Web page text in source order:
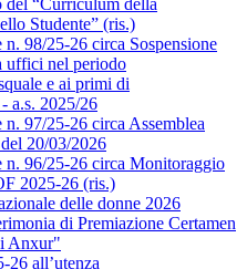
del “Curriculum della
Studente” (ris.)
98/25-26 circa Sospensione
uffici nel periodo
e ai primi di
a.s. 2025/26
97/25-26 circa Assemblea
20/03/2026
n. 96/25-26 circa Monitoraggio
2025-26 (ris.)
delle donne 2026
di Premiazione Certamen
Anxur"
26 all’utenza